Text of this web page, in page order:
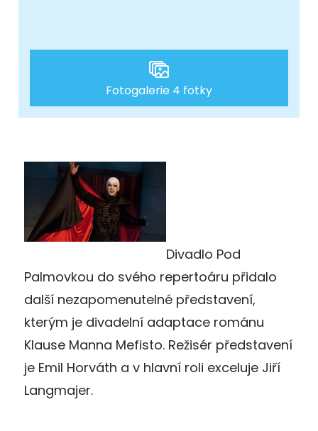
Fotogalerie 4 fotky
Divadlo Pod
Palmovkou do svého repertoáru přidalo
další nezapomenutelné představení,
kterým je divadelní adaptace románu
Klause Manna Mefisto. Režisér představení
je Emil Horváth a v hlavní roli exceluje Jiří
Langmajer.